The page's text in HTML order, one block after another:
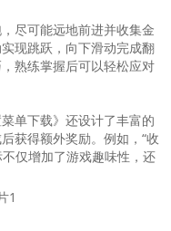
尽可能远地前进并收集金
现跳跃，向下滑动完成翻
熟练掌握后可以轻松应对
单下载》还设计了丰富的
获得额外奖励。例如，“收
仅增加了游戏趣味性，还